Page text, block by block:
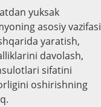
yuksak
asosiy vazifasi
yaratish,
davolash,
sifatini
oshirishning